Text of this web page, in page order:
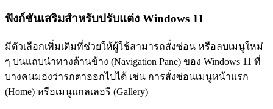
ฟังก์ชันเสริมสำหรับปรับแต่ง Windows 11
มีตัวเลือกเพิ่มเติมที่ช่วยให้ผู้ใช้สามารถสั่งซ่อน หรือลบเมนูใหม่
ๆ บนแถบนำทางด้านข้าง (Navigation Pane) ของ Windows 11 ที่
บางคนมองว่ารกตาออกไปได้ เช่น การสั่งซ่อนเมนูหน้าแรก
(Home) หรือเมนูแกลเลอรี (Gallery)